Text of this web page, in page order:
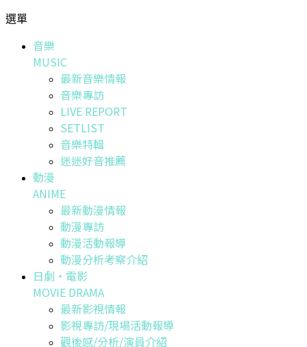
選單
音樂
MUSIC
最新音樂情報
音樂專訪
LIVE REPORT
SETLIST
音樂特輯
迷迷好音推薦
動漫
ANIME
最新動漫情報
動漫專訪
動漫活動報導
動漫分析考察介紹
日劇・電影
MOVIE DRAMA
最新影視情報
影視專訪/現場活動報導
觀後感/分析/演員介紹